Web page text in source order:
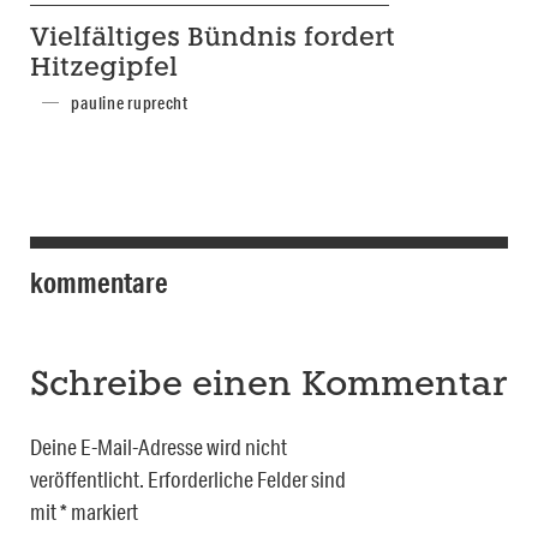
Vielfältiges Bündnis fordert
Hitzegipfel
pauline ruprecht
kommentare
Schreibe einen Kommentar
Deine E-Mail-Adresse wird nicht
veröffentlicht. Erforderliche Felder sind
mit*markiert